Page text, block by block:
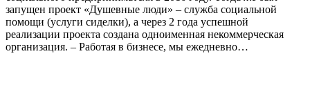
запущен проект «Душевные люди» – служба социальной
помощи (услуги сиделки), а через 2 года успешной
реализации проекта создана одноименная некоммерческая
организация. – Работая в бизнесе, мы ежедневно…